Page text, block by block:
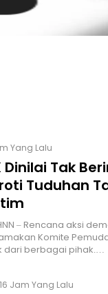
Yang Lalu
Dinilai Tak
Tuduhan
– Rencana aksi
Komite
dari berbagai pihak.…
16 Jam Yang Lalu